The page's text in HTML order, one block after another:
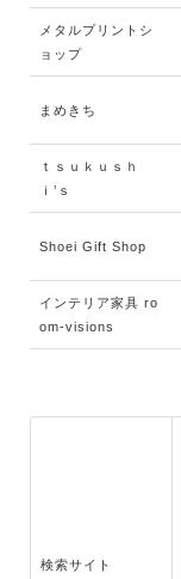
メタルプリントシ
ョップ
まめきち
ｔｓｕｋｕｓｈ
ｉ’ｓ
Shoei Gift Shop
インテリア家具 ro
om-visions
検索サイト